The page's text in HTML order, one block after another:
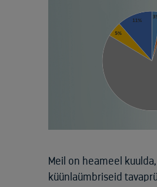
Meil on heameel
küünlaümbriseid